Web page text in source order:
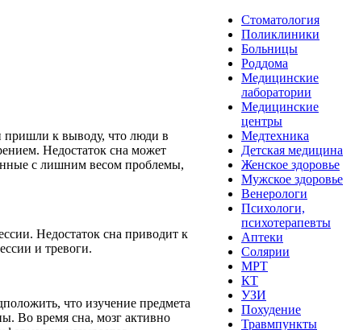
пришли к выводу, что люди в
Недостаток сна может
с лишним весом проблемы,
Недостаток сна приводит к
и тревоги.
что изучение предмета
Во время сна, мозг активно
Стоматология
Поликлиники
Больницы
Роддома
Медицинские
лаборатории
Медицинские
центры
Медтехника
Детская медицина
Женское здоровье
Мужское здоровье
Венерологи
Психологи,
психотерапевты
Аптеки
Солярии
МРТ
КТ
УЗИ
Похудение
Травмпункты